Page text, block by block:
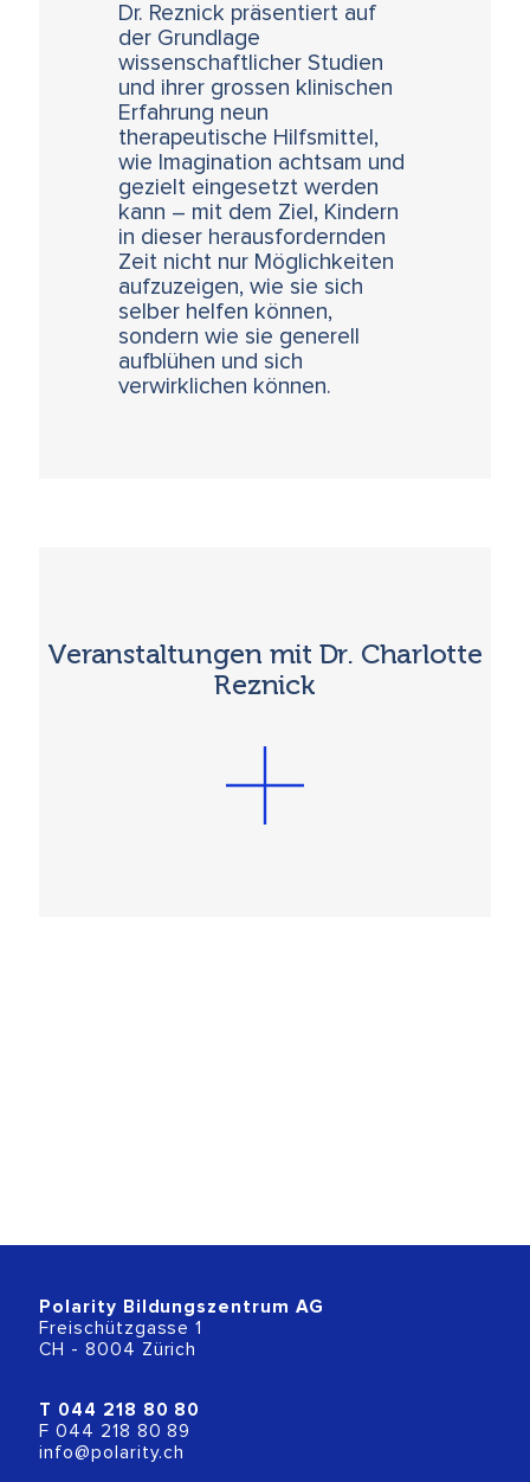
Dr. Reznick präsentiert auf
der Grundlage
wissenschaftlicher Studien
und ihrer grossen klinischen
Erfahrung neun
therapeutische Hilfsmittel,
wie Imagination achtsam und
gezielt eingesetzt werden
kann – mit dem Ziel, Kindern
in dieser herausfordernden
Zeit nicht nur Möglichkeiten
aufzuzeigen, wie sie sich
selber helfen können,
sondern wie sie generell
aufblühen und sich
verwirklichen können.
Veranstaltungen mit Dr. Charlotte
Reznick
Polarity Bildungszentrum AG
Freischützgasse 1
CH - 8004 Zürich
T 044 218 80 80
F 044 218 80 89
info@polarity.ch